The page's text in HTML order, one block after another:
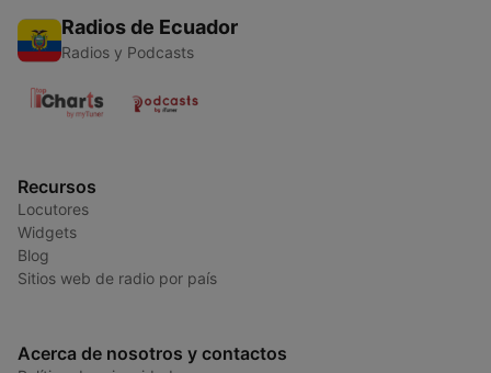
Radios de Ecuador
Radios y Podcasts
Recursos
Locutores
Widgets
Blog
Sitios web de radio por país
Acerca de nosotros y contactos